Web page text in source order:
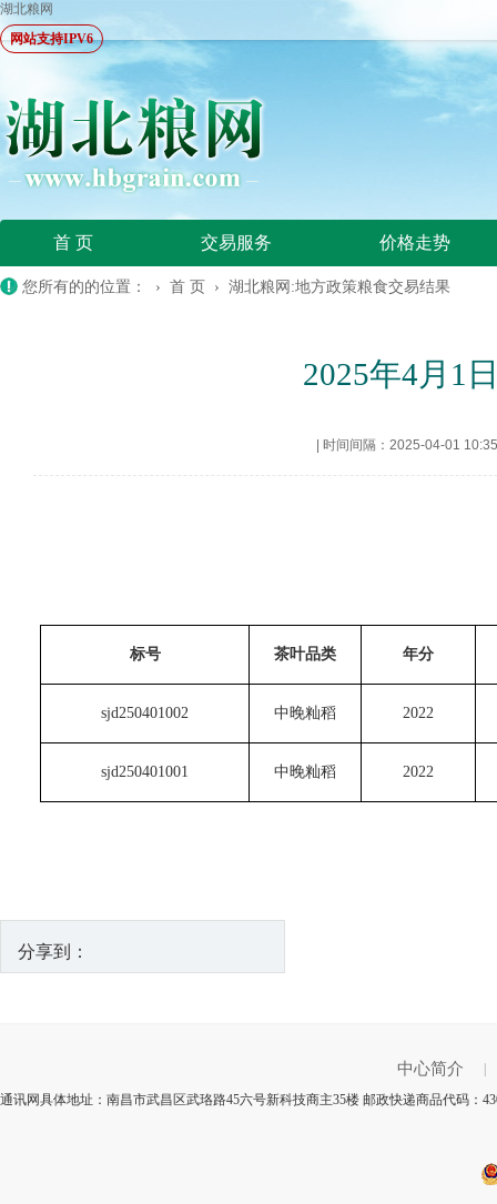
湖北粮网
网站支持IPV6
首 页 交易服务 价格走势
您所有的的位置： › 首 页 › 湖北粮网:地方政策粮食交易结果
2025年4月1
时间间隔：2025-04-01 10:35
标号 茶叶品类 年分
sjd250401002 中晚籼稻 2022
sjd250401001 中晚籼稻 2022
分享到：
中心简介
通讯网具体地址：南昌市武昌区武珞路45六号新科技商主35楼 邮政快递商品代码：